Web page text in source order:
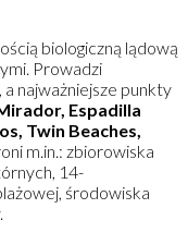
biologiczną lądową
Prowadzi
najważniejsze punkty
Espadilla
Twin Beaches,
m.in.: zbiorowiska
14-
środowiska